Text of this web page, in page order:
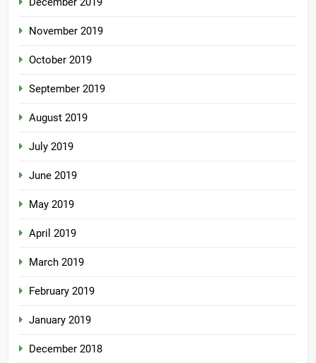
November 2019
October 2019
September 2019
August 2019
July 2019
June 2019
May 2019
April 2019
March 2019
February 2019
January 2019
December 2018